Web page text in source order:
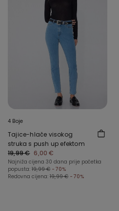
4 Boje
Tajice-hlače visokog
struka s push up efektom
19,99 € 6,00 €
Najniža cijena 30 dana prije početka
popusta: 19,99 € -70%
Redovna cijena: 19,99 € -70%